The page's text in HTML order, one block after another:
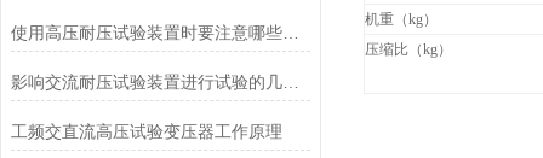
使用高压耐压试验装置时要注意哪些事项？
影响交流耐压试验装置进行试验的几个因素
工频交直流高压试验变压器工作原理
机重（kg）
压缩比（kg）